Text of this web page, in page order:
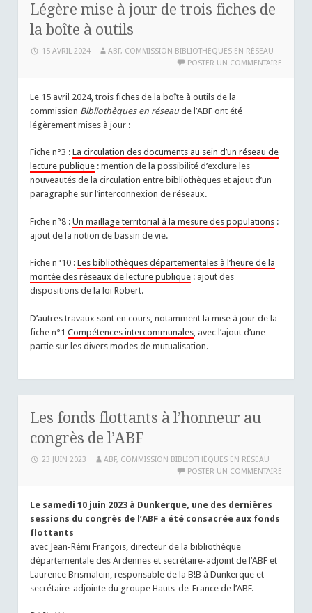
Légère mise à jour de trois fiches de
la boîte à outils
15 AVRIL 2024
ABF, COMMISSION BIBLIOTHÈQUES EN RÉSEAU
POSTER UN COMMENTAIRE
Le 15 avril 2024, trois fiches de la boîte à outils de la
commission Bibliothèques en réseaude l’ABF ont été
légèrement mises à jour :
Fiche n°3 :La circulation des documents au sein d’un réseau de
lecture publique : mention de la possibilité d’exclure les
nouveautés de la circulation entre bibliothèques et ajout d’un
paragraphe sur l’interconnexion de réseaux.
Fiche n°8 :Un maillage territorial à la mesure des populations :
ajout de la notion de bassin de vie.
Fiche n°10 :Les bibliothèques départementales à l’heure de la
montée des réseaux de lecture publique : ajout des
dispositions de la loi Robert.
D’autres travaux sont en cours, notamment la mise à jour de la
fiche n°1Compétences intercommunales , avec l’ajout d’une
partie sur les divers modes de mutualisation.
Les fonds flottants à l’honneur au
congrès de l’ABF
23 JUIN 2023
ABF, COMMISSION BIBLIOTHÈQUES EN RÉSEAU
POSTER UN COMMENTAIRE
Le samedi 10 juin 2023 à Dunkerque, une des dernières
sessions du congrès de l’ABF a été consacrée aux fonds
flottants
avec Jean-Rémi François, directeur de la bibliothèque
départementale des Ardennes et secrétaire-adjoint de l’ABF et
Laurence Brismalein, responsable de la B!B à Dunkerque et
secrétaire-adjointe du groupe Hauts-de-France de l’ABF.